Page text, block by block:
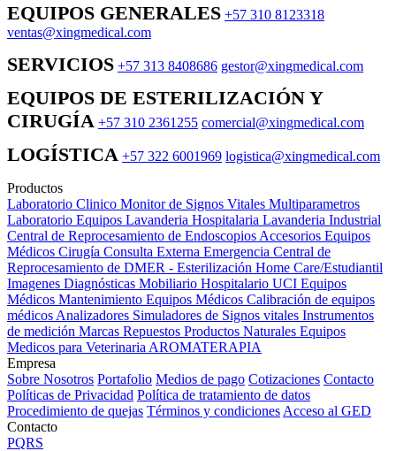
EQUIPOS GENERALES +57 310 8123318
ventas@xingmedical.com
SERVICIOS +57 313 8408686 gestor@xingmedical.com
EQUIPOS DE ESTERILIZACIÓN Y
CIRUGÍA +57 310 2361255 comercial@xingmedical.com
LOGÍSTICA +57 322 6001969 logistica@xingmedical.com
Productos
Laboratorio Clinico Monitor de Signos Vitales Multiparametros
Laboratorio Equipos Lavanderia Hospitalaria Lavanderia Industrial
Central de Reprocesamiento de Endoscopios Accesorios Equipos
Médicos Cirugía Consulta Externa Emergencia Central de
Reprocesamiento de DMER - Esterilización Home Care/Estudiantil
Imagenes Diagnósticas Mobiliario Hospitalario UCI Equipos
Médicos Mantenimiento Equipos Médicos Calibración de equipos
médicos Analizadores Simuladores de Signos vitales Instrumentos
de medición Marcas Repuestos Productos Naturales Equipos
Medicos para Veterinaria AROMATERAPIA
Empresa
Sobre Nosotros Portafolio Medios de pago Cotizaciones Contacto
Políticas de Privacidad Política de tratamiento de datos
Procedimiento de quejas Términos y condiciones Acceso al GED
Contacto
PQRS